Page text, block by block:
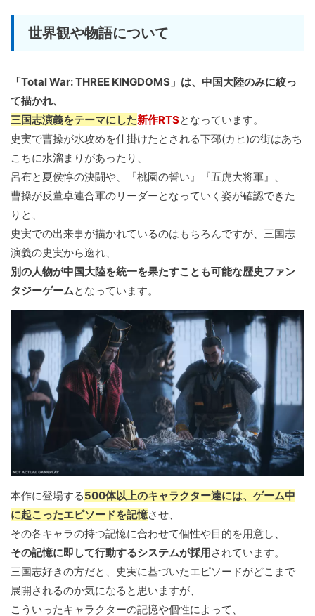
世界観や物語について
「Total War: THREE KINGDOMS」は、中国大陸のみに絞っ
て描かれ、
三国志演義をテーマにした新作RTSとなっています。
史実で曹操が水攻めを仕掛けたとされる下邳(カヒ)の街はあち
こちに水溜まりがあったり、
呂布と夏侯惇の決闘や、『桃園の誓い』『五虎大将軍』、
曹操が反董卓連合軍のリーダーとなっていく姿が確認できた
りと、
史実での出来事が描かれているのはもちろんですが、三国志
演義の史実から逸れ、
別の人物が中国大陸を統一を果たすことも可能な歴史ファン
タジーゲームとなっています。
本作に登場する500体以上のキャラクター達には、ゲーム中
に起こったエピソードを記憶させ、
その各キャラの持つ記憶に合わせて個性や目的を用意し、
その記憶に即して行動するシステムが採用されています。
三国志好きの方だと、史実に基づいたエピソードがどこまで
展開されるのか気になると思いますが、
こういったキャラクターの記憶や個性によって、